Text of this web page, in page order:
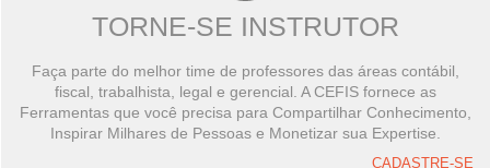
TORNE-SE INSTRUTOR
Faça parte do melhor time de professores das áreas contábil,
fiscal, trabalhista, legal e gerencial. A CEFIS fornece as
Ferramentas que você precisa para Compartilhar Conhecimento,
Inspirar Milhares de Pessoas e Monetizar sua Expertise.
CADASTRE-SE